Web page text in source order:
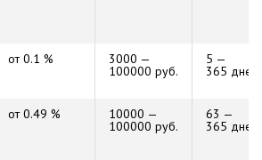
от 0.1 % 3000 —
100000 руб.
5 —
365 дней
от 0.49 % 10000 —
100000 руб.
63 —
365 дней